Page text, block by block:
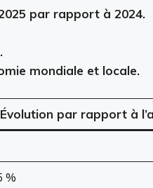
par rapport à 2024.
mondiale et locale.
Évolution par rapport à
%